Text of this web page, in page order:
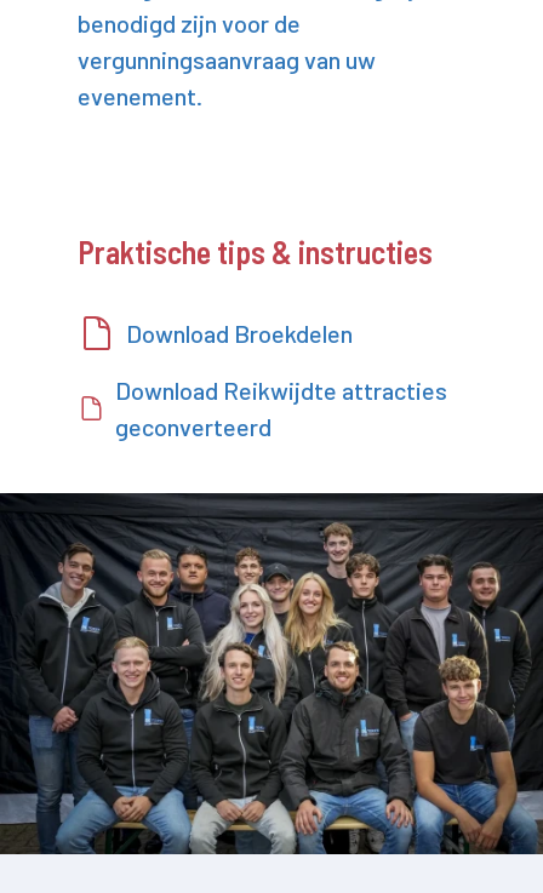
benodigd zijn voor de
vergunningsaanvraag van uw
evenement.
Praktische tips & instructies
Download Broekdelen
Download Reikwijdte attracties
geconverteerd